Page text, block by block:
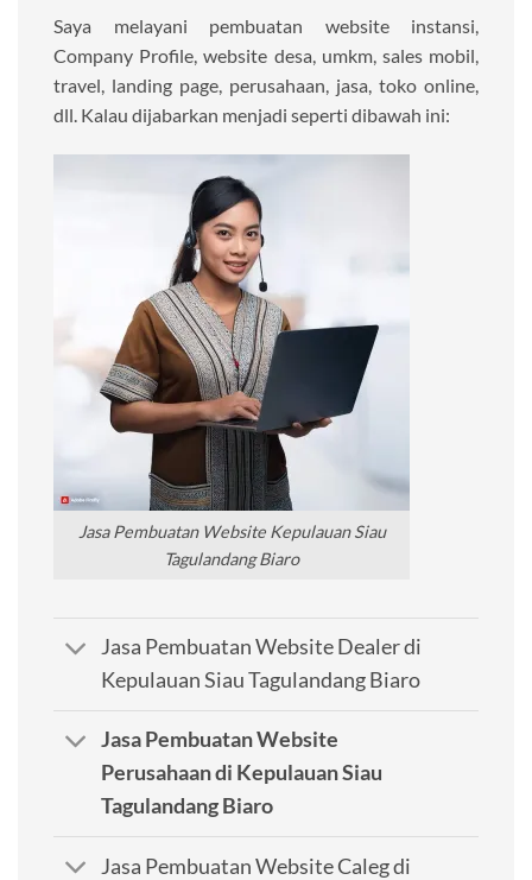
Saya melayani pembuatan website instansi,
Company Profile, website desa, umkm, sales mobil,
travel, landing page, perusahaan, jasa, toko online,
dll. Kalau dijabarkan menjadi seperti dibawah ini:
Jasa Pembuatan Website Kepulauan Siau
Tagulandang Biaro
Jasa Pembuatan Website Dealer di
Kepulauan Siau Tagulandang Biaro
Jasa Pembuatan Website
Perusahaan di Kepulauan Siau
Tagulandang Biaro
Jasa Pembuatan Website Caleg di